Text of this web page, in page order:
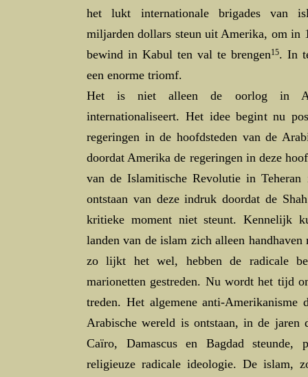
het lukt internationale brigades van
miljarden dollars steun uit Amerika, om in
bewind in Kabul ten val te brengen15. In
een enorme triomf.
Het is niet alleen de oorlog in
internationaliseert. Het idee begint nu
regeringen in de hoofdsteden van de
doordat Amerika de regeringen in deze
van de Islamitische Revolutie in
ontstaan van deze indruk doordat de
kritieke moment niet steunt. Kennelijk
landen van de islam zich alleen
zo lijkt het wel, hebben de radicale
marionetten gestreden. Nu wordt het tijd
treden. Het algemene anti-
Arabische wereld is ontstaan, in de jaren
Caïro, Damascus en Bagdad
religieuze radicale ideologie. De islam,